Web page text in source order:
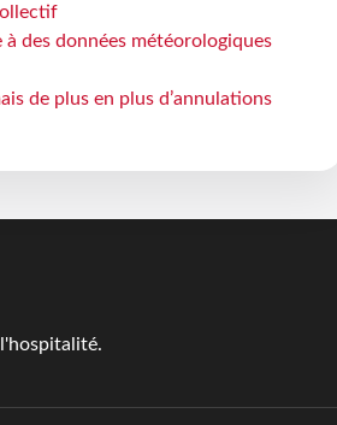
des données météorologiques
de plus en plus d’annulations